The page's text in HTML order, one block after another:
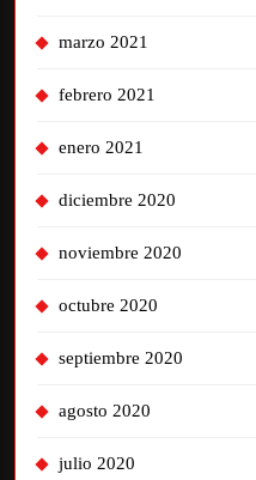
marzo 2021
febrero 2021
enero 2021
diciembre 2020
noviembre 2020
octubre 2020
septiembre 2020
agosto 2020
julio 2020